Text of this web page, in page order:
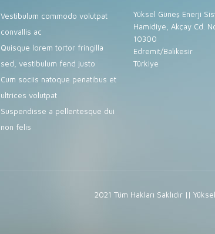
Vestibulum commodo volutpat
convallis ac
Quisque lorem tortor fringilla
sed, vestibulum fend justo
Cum sociis natoque penatibus et
ultrices volutpat
Suspendisse a pellentesque dui
non felis
Yüksel Güneş Enerji
Hamidiye, Akçay Cd.
10300
Edremit/Balıkesir
Türkiye
2021 Tüm Hakları Saklıdır ||